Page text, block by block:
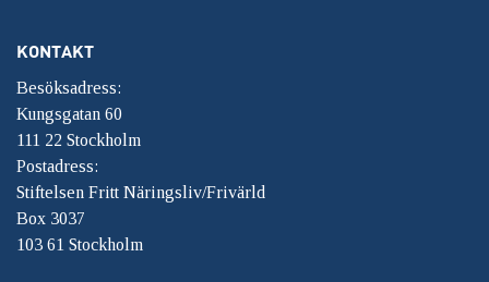
KONTAKT
Besöksadress:
Kungsgatan 60
111 22 Stockholm
Postadress:
Stiftelsen Fritt Näringsliv/Frivärld
Box 3037
103 61 Stockholm